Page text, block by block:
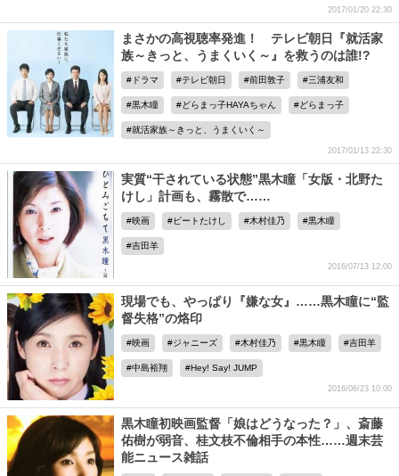
2017/01/20 22:30
まさかの高視聴率発進！ テレビ朝日『就活家
族～きっと、うまくいく～』を救うのは誰!?
ドラマ テレビ朝日 前田敦子 三浦友和
黒木瞳 どらまっ子HAYAちゃん どらまっ子
就活家族～きっと、うまくいく～
2017/01/13 22:30
実質“干されている状態”黒木瞳「女版・北野た
けし」計画も、霧散で……
映画 ビートたけし 木村佳乃 黒木瞳
吉田羊
2016/07/13 12:00
現場でも、やっぱり『嫌な女』……黒木瞳に“監
督失格”の烙印
映画 ジャニーズ 木村佳乃 黒木瞳 吉田羊
中島裕翔 Hey! Say! JUMP
2016/06/23 10:00
黒木瞳初映画監督「娘はどうなった？」、斎藤
佑樹が弱音、桂文枝不倫相手の本性……週末芸
能ニュース雑話